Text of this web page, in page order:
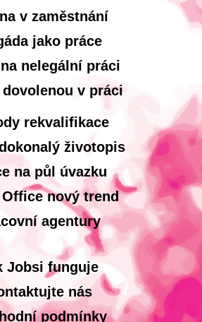
v zaměstnání
jako práce
nelegální práci
dovolenou v práci
rekvalifikace
životopis
na půl úvazku
Office nový trend
agentury
Jobsi funguje
nás
podmínky